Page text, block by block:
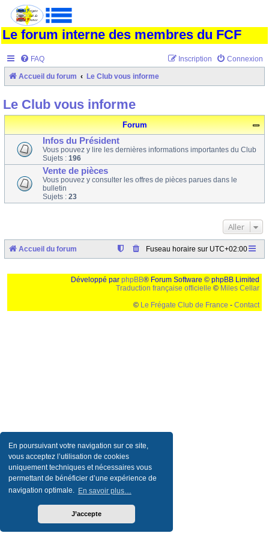
En poursuivant votre navigation sur ce site,
vous acceptez l’utilisation de cookies
uniquement techniques et nécessaires vous
permettant de bénéficier d’une expérience de
navigation optimale. En savoir plus…
J’accepte
Le forum interne des membres du FCF
FAQ Connexion
Inscription
Accueil du forum Le Club vous informe
Le Club vous informe
Forum
Infos du Président
Vous pouvez y lire les dernières informations importantes du Club
Sujets : 196
Vente de pièces
Vous pouvez y consulter les offres de pièces parues dans le
bulletin
Sujets : 23
Aller
Accueil du forum Fuseau horaire sur UTC+02:00
Développé par phpBB® Forum Software © phpBB Limited
Traduction française officielle © Miles Cellar
© Le Frégate Club de France - Contact